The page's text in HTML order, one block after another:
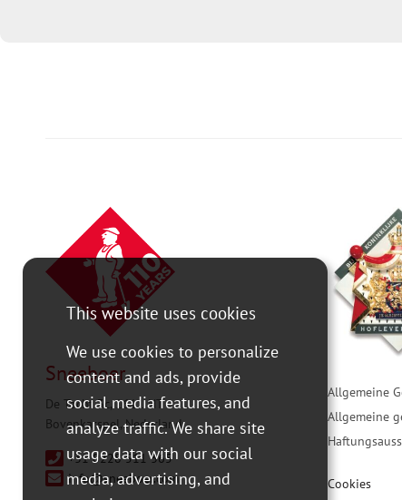
Sneeboer
De Tocht 3c, 1611 HT
Bovenkarspel, Nederland
+31 0228 511 365
info@sneeboer.com
Allgemeine
Allgemeine
Cookies
This website uses cookies
We use cookies to personalize
content and ads, provide
social media features, and
analyze traffic. We share site
usage data with our social
media, advertising, and